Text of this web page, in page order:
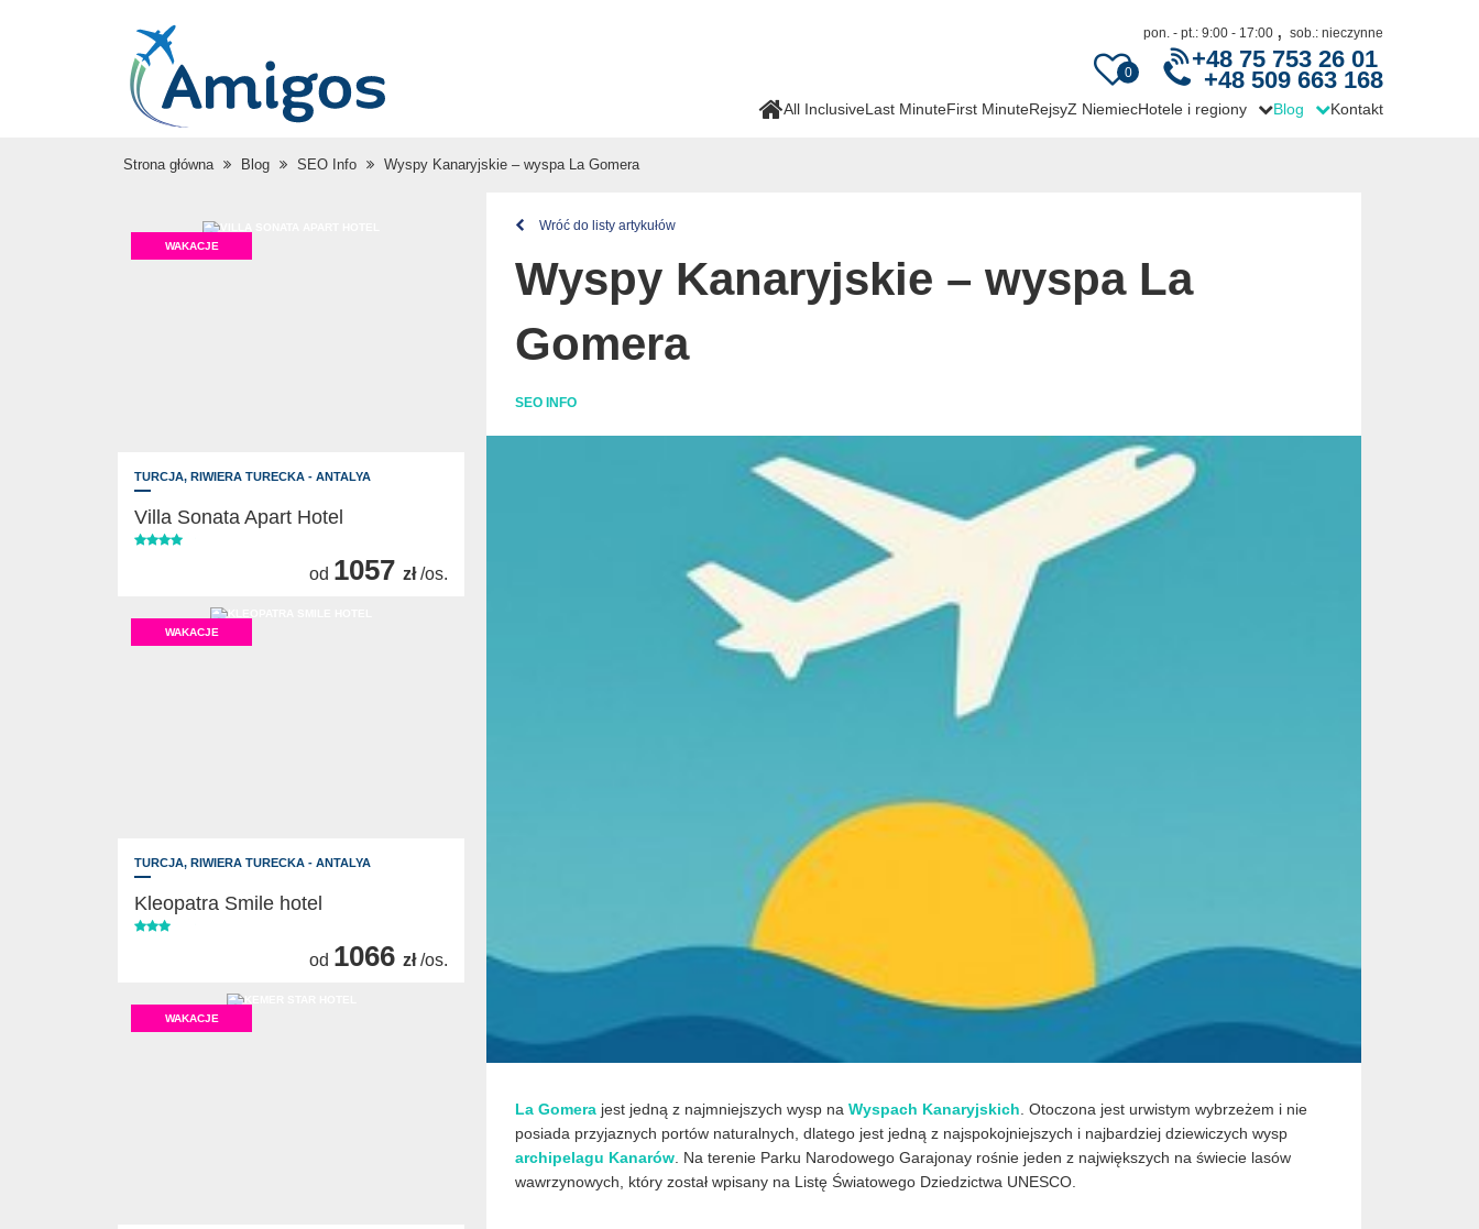
0
pon. - pt.: 9:00 - 17:00 , sob.: nieczynne
+48 75 753 26 01
+48 509 663 168
All InclusiveLast MinuteFirst MinuteRejsyZ NiemiecHotele i regiony Blog Kontakt
Strona główna Blog SEO Info Wyspy Kanaryjskie – wyspa La Gomera
Wróć do listy artykułów
Wyspy Kanaryjskie – wyspa La
Gomera
SEO INFO
La Gomera jest jedną z najmniejszych wysp naWyspach Kanaryjskich . Otoczona jest urwistym wybrzeżem i nie
posiada przyjaznych portów naturalnych, dlatego jest jedną z najspokojniejszych i najbardziej dziewiczych wysp
archipelagu Kanarów . Na terenie Parku Narodowego Garajonay rośnie jeden z największych na świecie lasów
wawrzynowych, który został wpisany na Listę Światowego Dziedzictwa UNESCO.
WAKACJE
TURCJA, RIWIERA TURECKA - ANTALYA
Villa Sonata Apart Hotel
od 1057 zł /os.
WAKACJE
TURCJA, RIWIERA TURECKA - ANTALYA
Kleopatra Smile hotel
od 1066 zł /os.
WAKACJE